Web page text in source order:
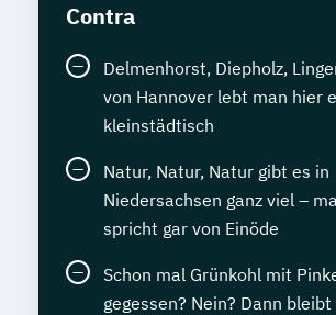
Contra
Delmenhorst, Diepholz,
von Hannover lebt man hier
kleinstädtisch
Natur, Natur, Natur gibt es in
Niedersachsen ganz viel –
spricht gar von Einöde
Schon mal Grünkohl mit
gegessen? Nein? Dann